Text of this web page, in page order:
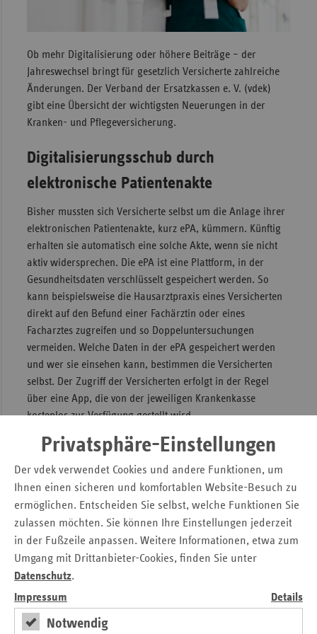
Privatsphäre-Einstellungen
Der vdek verwendet Cookies und andere Funktionen, um
Ihnen einen sicheren und komfortablen Website-Besuch zu
ermöglichen. Entscheiden Sie selbst, welche Funktionen Sie
zulassen möchten. Sie können Ihre Einstellungen jederzeit
in der Fußzeile anpassen. Weitere Informationen, etwa zum
Umgang mit Drittanbieter-Cookies, finden Sie unter
Datenschutz.
Impressum
Details
Notwendig
Ob mehr Digitalisierung oder höhere Beiträge – der
Jahreswechsel bringt für gesetzlich Versicherte zahlreiche
Änderungen. Der Verband der Ersatzkassen e. V. (vdek)
gibt eine Übersicht der wichtigsten Neuerungen in der
Kranken- und Pflegeversicherung.
Digitalisierungsschub durch
elektronische Patientenakte
Bisher mussten sich Versicherte selbst um die Anlage ihrer
elektronischen Patientenakte, kurz ePA, kümmern. Künftig
erhalten sie automatisch eine solche Akte, wenn sie nicht
aktiv widersprechen. Die ePA ist eine Plattform, in der
Gesundheitsdaten verschlüsselt gespeichert werden. So
kann beispielsweise die Hausarztpraxis eines Versicherten
direkt auf den Befund einer Fachärztin oder eines
Facharztes zugreifen und so Doppeluntersuchungen
vermeiden. Welche Daten in der ePA gespeichert werden
und wer sie einsehen kann, bestimmen die Versicherten
selbst. Der Zugriff der Versicherten erfolgt in der Regel
über eine App, die von der jeweiligen Krankenkasse
kostenlos zur Verfügung gestellt wird.
Versicherungsbeiträge steigen
Krankenversicherung (GKV) für 2025 deutlich erhöht.
Zusätzlich müssen viele Krankenkassen ihre gesetzlich
vorgeschriebenen finanziellen Reserven auffüllen. In der
Summe rechnet der vdek damit, dass die Beiträge im
kommenden Jahr von bisher 16,3 Prozent um mehr als
einen Prozentpunkt im Durchschnitt ansteigen. Über ihren
individuellen Zusatzbeitrag entscheidet jede Krankenkasse
selbst. Auch in der sozialen Pflegeversicherung (SPV)